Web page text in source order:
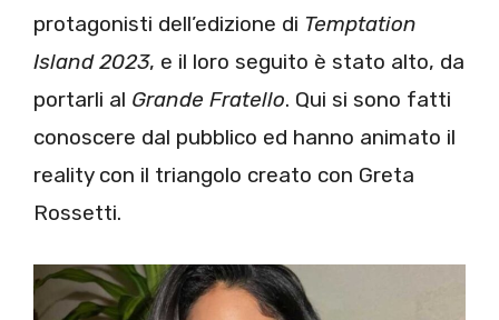
protagonisti dell’edizione di Temptation
Island 2023, e il loro seguito è stato alto, da
portarli al Grande Fratello. Qui si sono fatti
conoscere dal pubblico ed hanno animato il
reality con il triangolo creato con Greta
Rossetti.